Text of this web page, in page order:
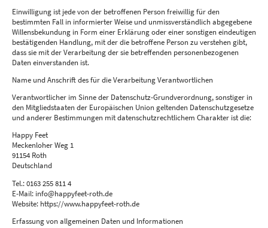
Einwilligung ist jede von der betroffenen Person freiwillig für den
bestimmten Fall in informierter Weise und unmissverständlich abgegebene
Willensbekundung in Form einer Erklärung oder einer sonstigen eindeutigen
bestätigenden Handlung, mit der die betroffene Person zu verstehen gibt,
dass sie mit der Verarbeitung der sie betreffenden personenbezogenen
Daten einverstanden ist.
Name und Anschrift des für die Verarbeitung Verantwortlichen
Verantwortlicher im Sinne der Datenschutz-Grundverordnung, sonstiger in
den Mitgliedstaaten der Europäischen Union geltenden Datenschutzgesetze
und anderer Bestimmungen mit datenschutzrechtlichem Charakter ist die:
Happy Feet
Meckenloher Weg 1
91154 Roth
Deutschland
Tel.: 0163 255 811 4
E-Mail: info@happyfeet-roth.de
Website: https://www.happyfeet-roth.de
Erfassung von allgemeinen Daten und Informationen